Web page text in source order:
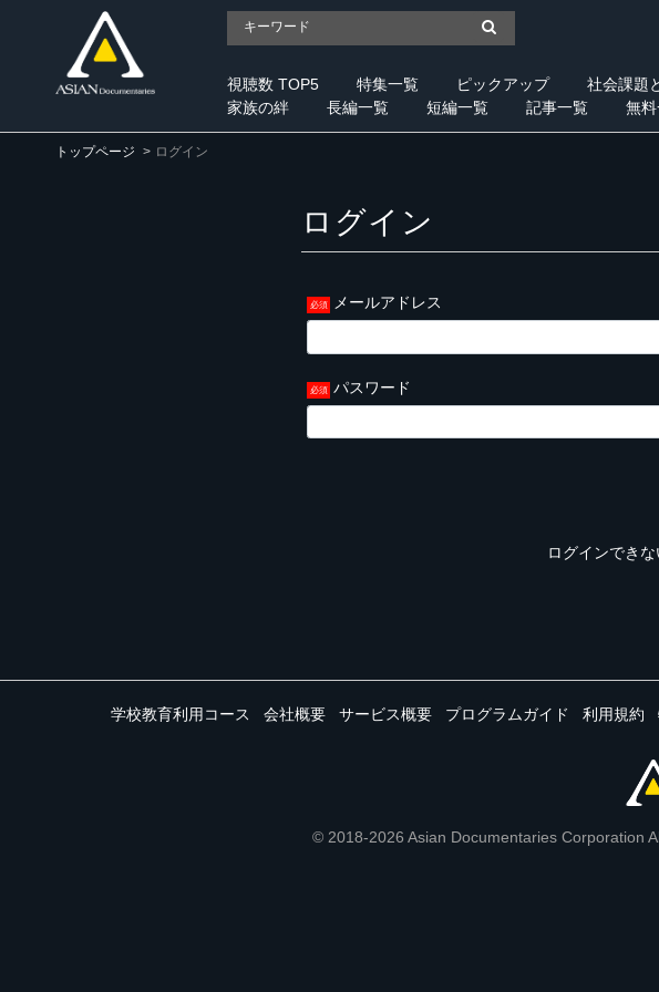
視聴数 TOP5 特集一覧 ピックアップ 社会課題
家族の絆
長編一覧 短編一覧 記事一覧 無
トップページ ログイン
ログイン
メールアドレス
パスワード
ログインでき
学校教育利用コース 会社概要 サービス概要 プログラムガイド 利用規約
© 2018-2026 Asian Documentaries Corporation